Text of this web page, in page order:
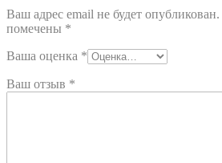
Ваш адрес email не будет опубликован.
помечены *
Ваша оценка *
Ваш отзыв *